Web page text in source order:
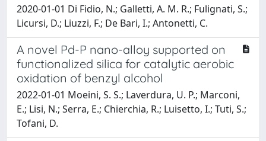
2020-01-01 Di Fidio, N.; Galletti, A. M. R.; Fulignati, S.;
Licursi, D.; Liuzzi, F.; De Bari, I.; Antonetti, C.
A novel Pd-P nano-alloy supported on
functionalized silica for catalytic aerobic
oxidation of benzyl alcohol
2022-01-01 Moeini, S. S.; Laverdura, U. P.; Marconi,
E.; Lisi, N.; Serra, E.; Chierchia, R.; Luisetto, I.; Tuti, S.;
Tofani, D.